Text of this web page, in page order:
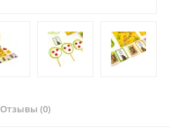
Отзывы (0)